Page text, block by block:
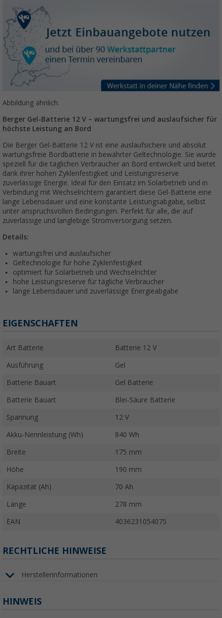
Abbildung ähnlich.
Berger Gel-Batterie 12 V – wartungsfrei und auslaufsicher für
höchste Leistung an Bord
Die Berger Gel-Batterie 12 V ist eine auslaufsichere und absolut
wartungsfreie Bordbatterie in bewährter Geltechnologie. Sie wurde
speziell für die täglichen Verbraucher an Bord entwickelt und bietet
dank ihrer hohen Zyklenfestigkeit und Leistungsreserve
zuverlässige Energie. Ideal für den Einsatz im Solarbetrieb und in
Verbindung mit Wechselrichtern garantiert diese Gel-Batterie eine
lange Lebensdauer und eine konstante Leistungsabgabe, selbst
unter anspruchsvollen Bedingungen. Perfekt für alle, die auf
zuverlässige und langlebige Stromversorgung setzen.
Details:
wartungsfrei und auslaufsicher
Geltechnologie für hohe Zyklenfestigkeit
optimiert für Solarbetrieb und Wechselrichter
hohe Leistungsreserve für tägliche Verbraucher
lange Lebensdauer und zuverlässige Energieabgabe
EIGENSCHAFTEN
Art Batterie Batterie 12 V
Ausführung Gel
Batterie Bauart Gel Batterie
Batterie Bauart Blei-Säure Batterie
Spannung 12 V
Akku-Nennleistung (Wh) 840 Wh
Breite 175 mm
Höhe 190 mm
Kapazität (Ah) 70 Ah
Länge 278 mm
EAN 4036231054075
RECHTLICHE HINWEISE
Herstellerinformationen
HINWEIS